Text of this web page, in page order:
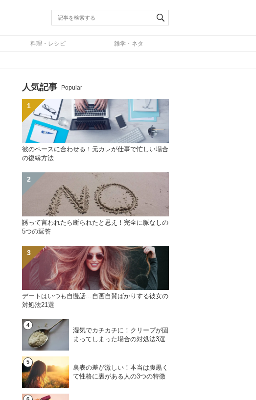
料理・レシピ 雑学・ネタ
人気記事 Popular
彼のペースに合わせる！元カレが仕事で忙しい場合
の復縁方法
誘って言われたら断られたと思え！完全に脈なしの
5つの返答
デートはいつも自慢話…自画自賛ばかりする彼女の
対処法21選
湿気でカチカチに！クリープが固
まってしまった場合の対処法3選
裏表の差が激しい！本当は腹黒く
て性格に裏がある人の3つの特徴